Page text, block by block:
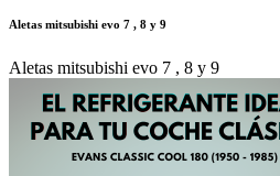
Aletas mitsubishi evo 7 , 8 y 9
Aletas mitsubishi evo 7 , 8 y 9